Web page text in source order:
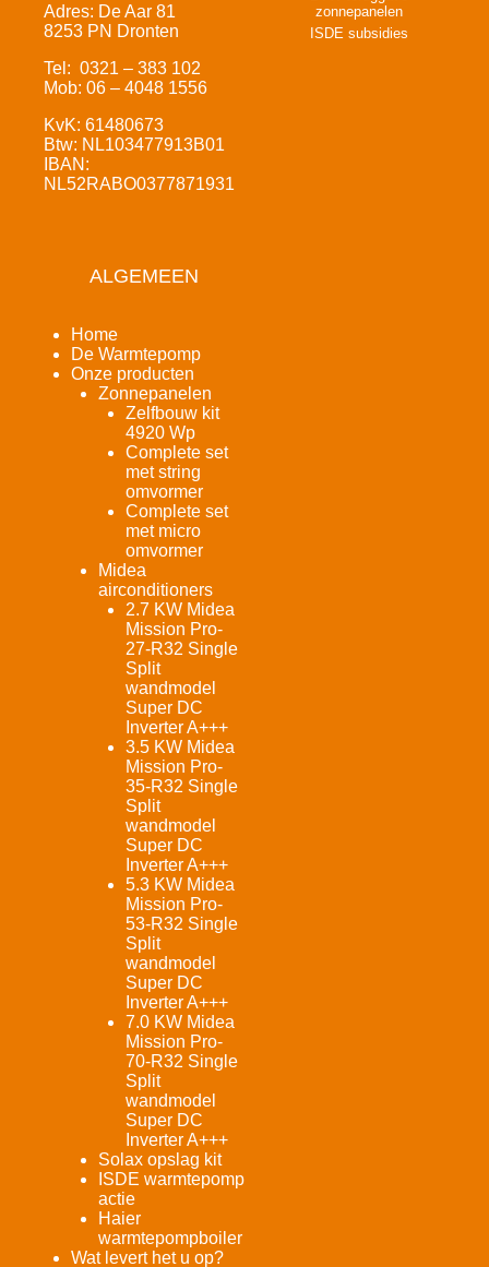
Adres: De Aar 81
8253 PN Dronten
Tel: 0321 – 383 102
Mob: 06 – 4048 1556
KvK: 61480673
Btw: NL103477913B01
IBAN:
NL52RABO0377871931
zonnepanelen
ISDE subsidies
ALGEMEEN
Home
De Warmtepomp
Onze producten
Zonnepanelen
Zelfbouw kit
4920 Wp
Complete set
met string
omvormer
Complete set
met micro
omvormer
Midea
airconditioners
2.7 KW Midea
Mission Pro-
27-R32 Single
Split
wandmodel
Super DC
Inverter A+++
3.5 KW Midea
Mission Pro-
35-R32 Single
Split
wandmodel
Super DC
Inverter A+++
5.3 KW Midea
Mission Pro-
53-R32 Single
Split
wandmodel
Super DC
Inverter A+++
7.0 KW Midea
Mission Pro-
70-R32 Single
Split
wandmodel
Super DC
Inverter A+++
Solax opslag kit
ISDE warmtepomp
actie
Haier
warmtepompboiler
Wat levert het u op?